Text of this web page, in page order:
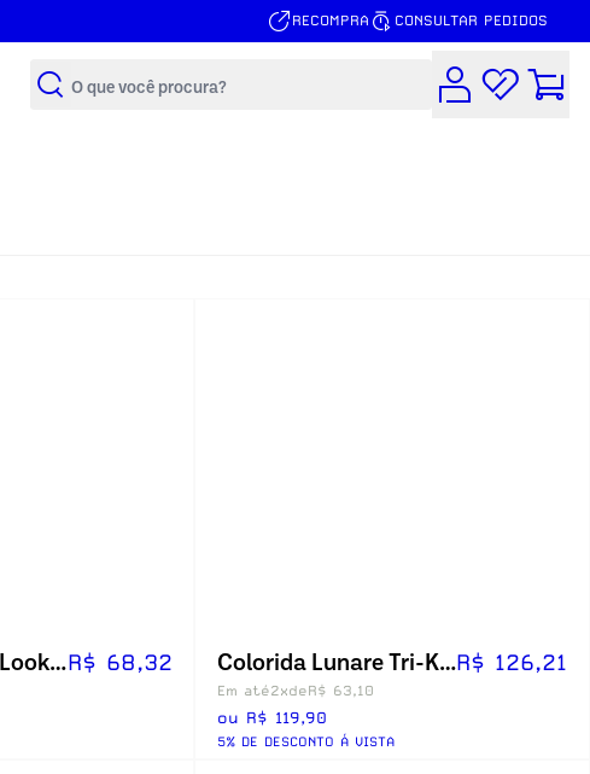
RECOMPRA CONSULTAR PEDIDOS
Buscar
Colorida Natural Look - Com GrauR$ 68,32 Colorida Lunare Tri-Kolor Anual - Com GrauR$ 126,21
Em até2xdeR$ 63,10
ou R$ 119,90
5% DE DESCONTO Á VISTA